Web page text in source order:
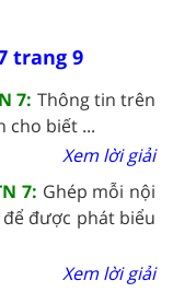
trang 9
7: Thông tin trên
cho biết ...
Xem lời giải
7: Ghép mỗi nội
được phát biểu
Xem lời giải